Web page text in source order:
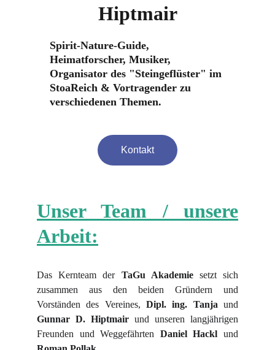
Hiptmair
Unser Team / unsere
Arbeit:
Das Kernteam der TaGu Akademiesetzt sich
zusammen aus den beiden Gründern und
Vorständen des Vereines, Dipl. ing. Tanja und
Gunnar D. Hiptmair und unseren langjährigen
Freunden und Weggefährten Daniel Hacklund
Spirit-Nature-Guide,
Heimatforscher, Musiker,
Organisator des "Steingeflüster" im
StoaReich & Vortragender zu
verschiedenen Themen.
Kontakt